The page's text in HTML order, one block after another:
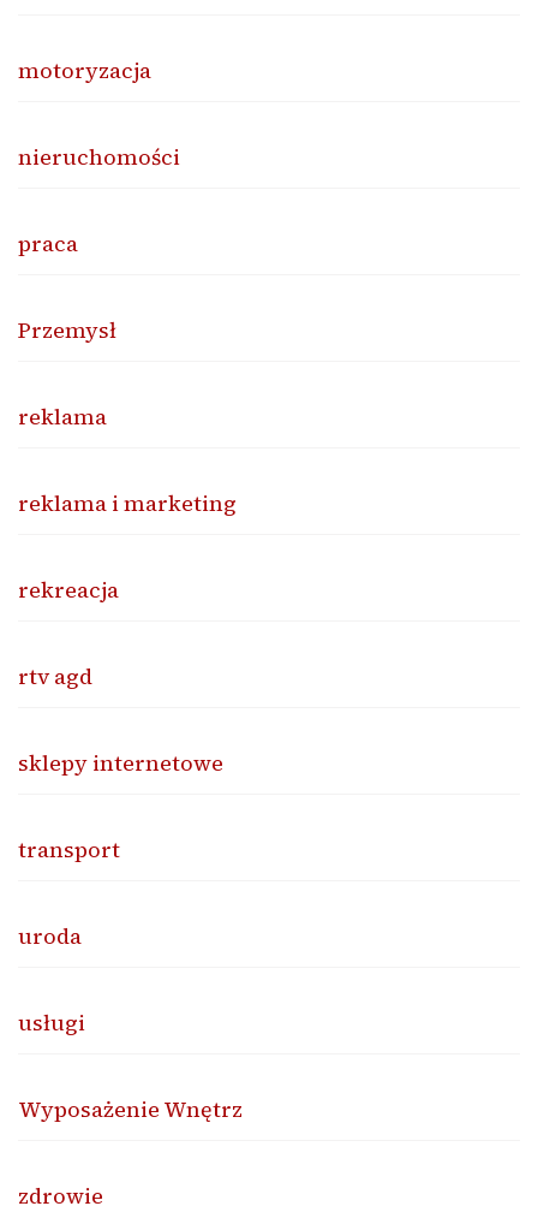
motoryzacja
nieruchomości
praca
Przemysł
reklama
reklama i marketing
rekreacja
rtv agd
sklepy internetowe
transport
uroda
usługi
Wyposażenie Wnętrz
zdrowie